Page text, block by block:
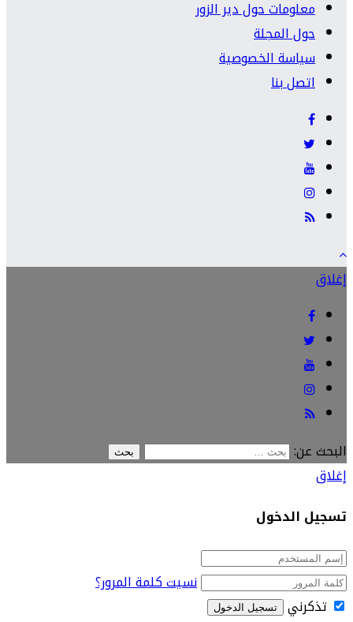
معلومات حول دير الزور
حول المجلة
سياسة الخصوصية
اتصل بنا
إغلاق
البحث عن:
إغلاق
تسجيل الدخول
نسيت كلمة المرور؟
تذكرني
تسجيل الدخول